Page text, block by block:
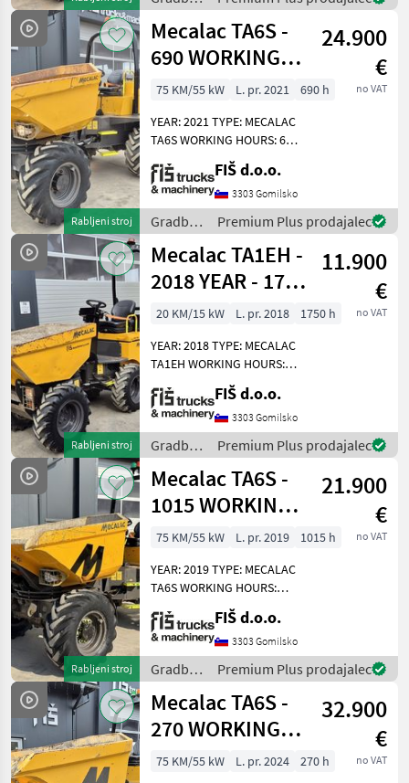
SPEED LIGHTS DUMPER
WEIGHT 4
stroji /
Mecalac
Rabljeni stroj
Mecalac TA6S -
690 WORKING
HOURS - 2021
24.900
€
no VAT
75 KM/55 kW L. pr. 2021
690 h
YEAR: 2021 TYPE: MECALAC
TA6S WORKING HOURS: 690
ENGINE: DIESEL PERKINS -
55KW 4X4 DRIVE
AUTOMATIC GEARBOX
QUICK AND SLOW MOVING
SPEED LIGHTS DUMPER
WEIGHT 4
FIŠ d.o.o.
3303 Gomilsko
Gradbeni
stroji /
Mecalac
Premium Plus prodajalec
Rabljeni stroj
Mecalac TA1EH -
2018 YEAR - 1750
WORKING
11.900
€
no VAT
20 KM/15 kW L. pr. 2018
1750 h
YEAR: 2018 TYPE: MECALAC
TA1EH WORKING HOURS:
1750 ENGINE: DIESEL
KUBOTA - 15.5 KW 4X4
HYDROSTATIC DRIVE
LIGHTS LOAD CAPACITY:
1000 KG TIRES: 70% HIGH
DUMP
FIŠ d.o.o.
3303 Gomilsko
Gradbeni
stroji /
Mecalac
Premium Plus prodajalec
Rabljeni stroj
Mecalac TA6S -
1015 WORKING
HOURS - 2019
21.900
€
no VAT
75 KM/55 kW L. pr. 2019
1015 h
YEAR: 2019 TYPE: MECALAC
TA6S WORKING HOURS:
1015 ENGINE: DIESEL
PERKINS - 55KW 4X4 DRIVE
AUTOMATIC GEARBOX 4
SPEEDS FRONT AND BACK
CAMERA LIGHTS DUMPER
WEI
FIŠ d.o.o.
3303 Gomilsko
Gradbeni
stroji /
Mecalac
Premium Plus prodajalec
Mecalac TA6S -
270 WORKING
HOURS - 2024
32.900
€
no VAT
75 KM/55 kW L. pr. 2024
270 h